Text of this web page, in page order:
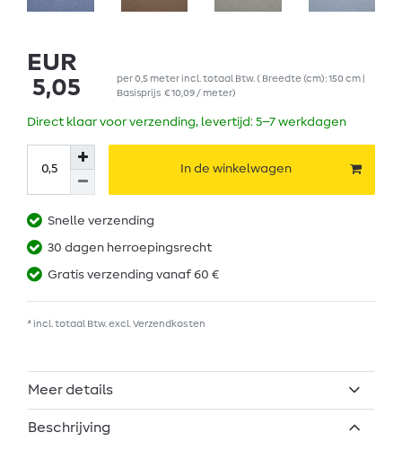
EUR
5,05
per0,5 meterincl. totaal Btw. ( Breedte (cm): 150 cm |
Basisprijs € 10,09 / meter)
Direct klaar voor verzending, levertijd: 5–7 werkdagen
In de winkelwagen
Snelle verzending
30 dagen herroepingsrecht
Gratis verzending vanaf 60 €
* incl. totaal Btw. excl. Verzendkosten
Meer details
Beschrijving